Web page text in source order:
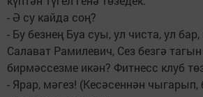
- Ә су кайда соң?
- Бу безнең Буа суы, ул чиста, ул
Салават Рамилевич, Сез безгә
бирмәссезме икән? Фитнесс клуб
- Ярар, мәгез! (Кесәсеннән чыгарып,